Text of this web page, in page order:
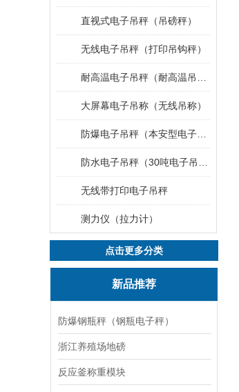
直视式电子吊秤（吊磅秤）
无线电子吊秤（打印吊钩秤）
大屏幕电子吊称（无线吊称）
无线带打印电子吊秤
测力仪（拉力计）
点击更多分类
新品推荐
防爆钢瓶秤（钢瓶电子秤）
浙江养殖场地磅
反应釜称重模块